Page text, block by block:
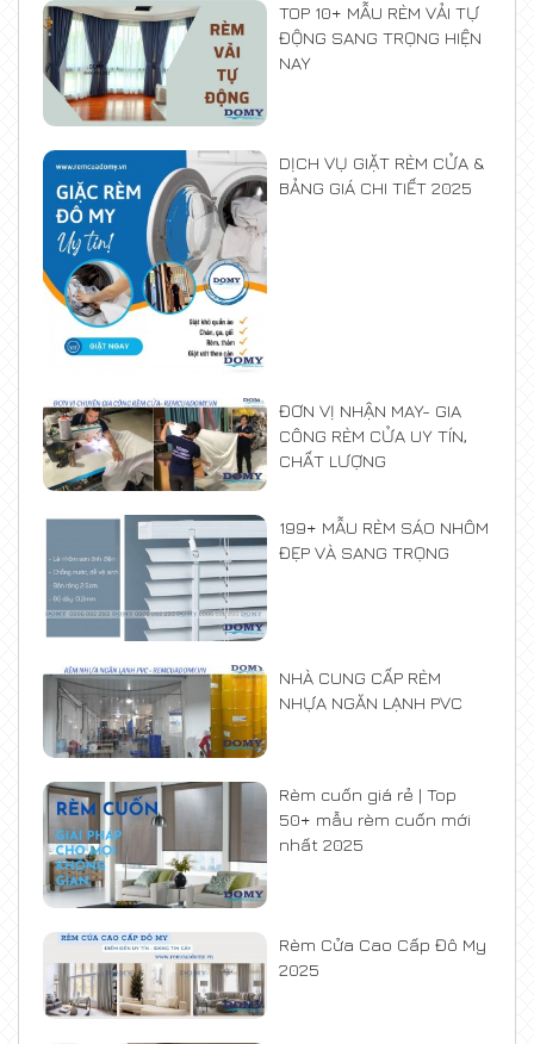
TOP 10+ MẪU RÈM VẢI TỰ
ĐỘNG SANG TRỌNG HIỆN
NAY
DỊCH VỤ GIẶT RÈM CỬA &
BẢNG GIÁ CHI TIẾT 2025
ĐƠN VỊ NHẬN MAY- GIA
CÔNG RÈM CỬA UY TÍN,
CHẤT LƯỢNG
199+ MẪU RÈM SÁO NHÔM
ĐẸP VÀ SANG TRỌNG
NHÀ CUNG CẤP RÈM
NHỰA NGĂN LẠNH PVC
Rèm cuốn giá rẻ | Top
50+ mẫu rèm cuốn mới
nhất 2025
Rèm Cửa Cao Cấp Đô My
2025